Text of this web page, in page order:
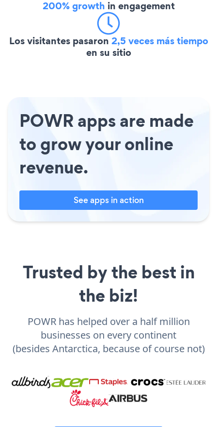
200% growth in engagement
Los visitantes pasaron 2,5 veces más tiempo
en su sitio
POWR apps are made
to grow your online
revenue.
See apps in action
Trusted by the best in
the biz!
POWR has helped over a half million
businesses on every continent
(besides Antarctica, because of course not)